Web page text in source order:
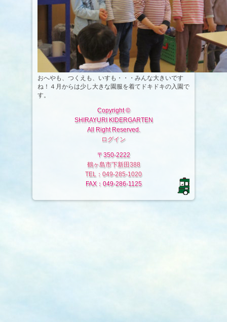
おへやも、つくえも、いすも・・・みんな大きいです
ね！４月からは少し大きな園服を着てドキドキの入園で
す。
Copyright ©
SHIRAYURI KIDERGARTEN
All Right Reserved.
ログイン
〒350-2222
鶴ヶ島市下新田388
TEL：049-285-1020
FAX：049-286-1125